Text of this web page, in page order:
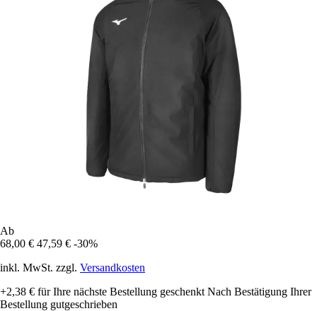
Ab
68,00 € 47,59 € -30%
inkl. MwSt. zzgl. Versandkosten
+2,38 € für Ihre nächste Bestellung geschenkt Nach Bestätigung Ihrer
Bestellung gutgeschrieben